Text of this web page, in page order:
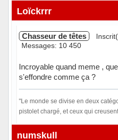
Hors ligne
Loïckrrr
Chasseur de têtes
Messages: 10 450
Incroyable quand meme ,
s'effondre comme ça ?
"Le monde se divise en deux
pistolet chargé, et ceux qui
Hors ligne
numskull